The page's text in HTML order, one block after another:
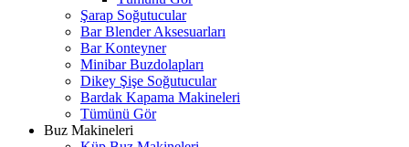
Şarap Soğutucular
Bar Blender Aksesuarları
Bar Konteyner
Minibar Buzdolapları
Dikey Şişe Soğutucular
Bardak Kapama Makineleri
Tümünü Gör
Buz Makineleri